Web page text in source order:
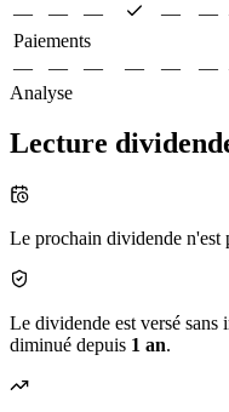
—
— — — —
Paiements
—
— — — — —
Analyse
Lecture
Le prochain dividende n'est
Le dividende est versé sans
diminué depuis 1 an.